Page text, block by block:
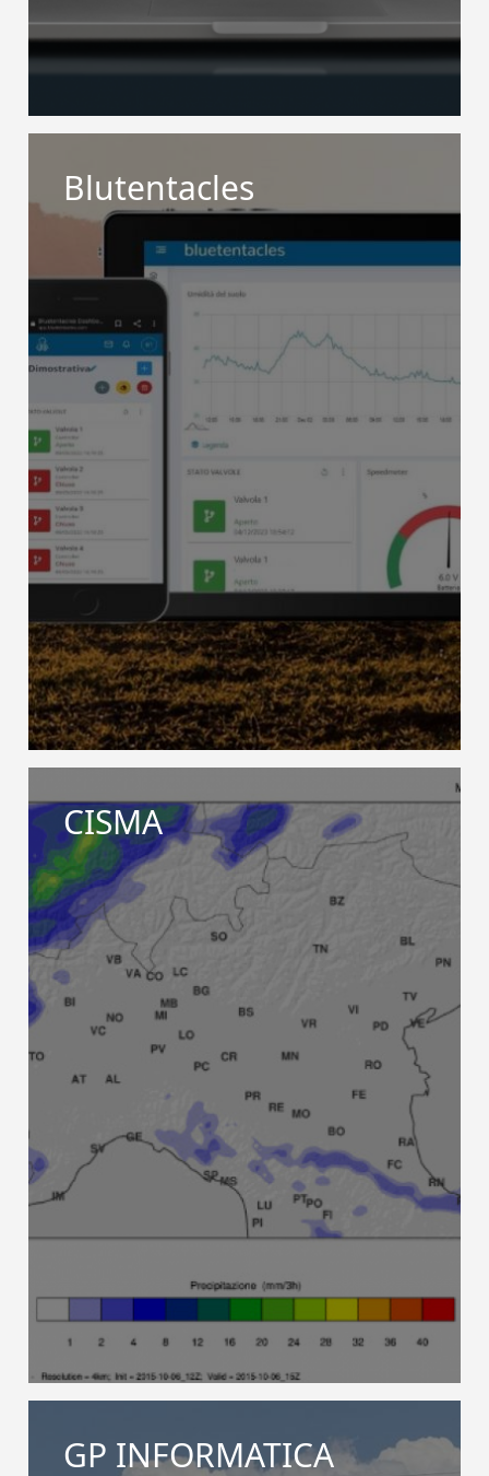
Blutentacles
CISMA
GP INFORMATICA